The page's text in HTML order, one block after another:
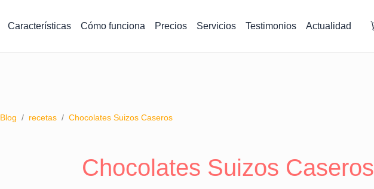
Características Cómo funciona Precios Servicios Testimonios Actualidad
Blog / recetas / Chocolates Suizos Caseros
Chocolates Suizos Caseros